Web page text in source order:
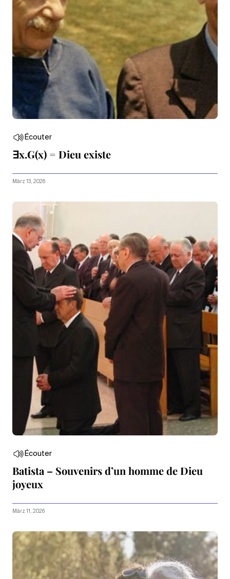
Écouter
∃x.G(x) = Dieu existe
März 13, 2026
Écouter
Batista – Souvenirs d’un homme de Dieu
joyeux
März 11, 2026